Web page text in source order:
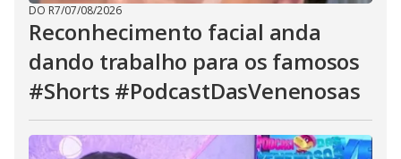
DO R7/07/08/2026
Reconhecimento facial anda
dando trabalho para os famosos
#Shorts #PodcastDasVenenosas